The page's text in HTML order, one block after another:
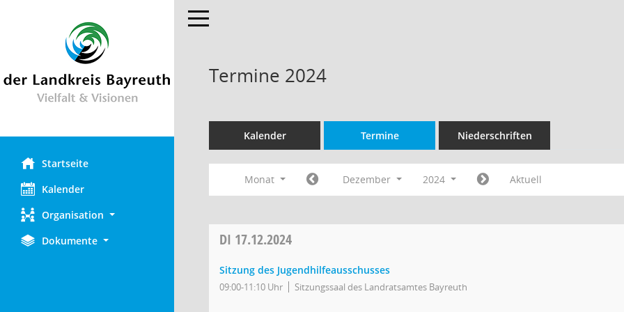
Startseite
Kalender
Organisation
Dokumente
Toggle navigation
Termine 2024
Kalender Termine Niederschriften
Monat Dezember 2024 Aktuell
DI 17.12.2024
Sitzung des Jugendhilfeausschusses
09:00-11:10 Uhr Sitzungssaal des Landratsamtes Bayreuth